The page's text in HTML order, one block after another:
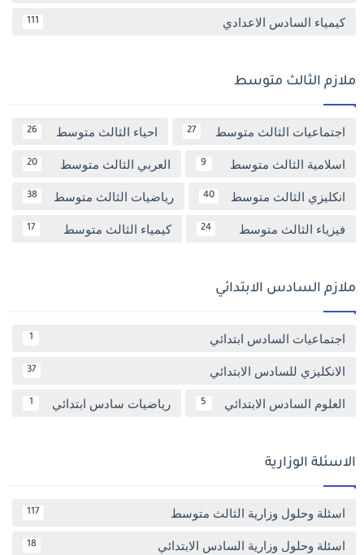
كيمياء السادس الاعدادي 111
ملازم الثالث متوسط
اجتماعيات الثالث متوسط 27 احياء الثالث متوسط 26
اسلامية الثالث متوسط 9 العربي الثالث متوسط 20
انكليزي الثالث متوسط 40 رياضيات الثالث متوسط 38
فيزياء الثالث متوسط 24 كيمياء الثالث متوسط 17
ملازم السادس الابتدائي
اجتماعيات السادس ابتدائي 1
الانكليزي للسادس الابتدائي 37
العلوم السادس الابتدائي 5 رياضيات سادس ابتدائي 1
الاسئلة الوزارية
اسئلة وحلول وزارية الثالث متوسط 117
اسئلة وحلول وزارية السادس الابتدائي 18